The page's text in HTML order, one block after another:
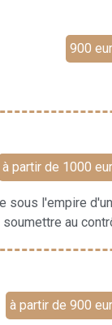
900
à partir de 1000
sous l'empire
au
à partir de 900